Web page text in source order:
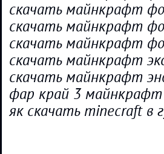
скачать майнкрафт
скачать майнкрафт
скачать майнкрафт
скачать майнкрафт
скачать майнкрафт
фар край 3 майнкрафт
як скачать minecraft в